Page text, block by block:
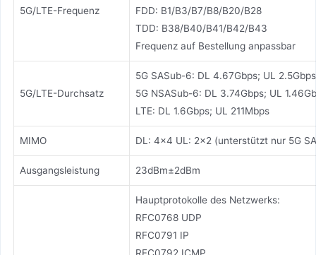
5G/LTE-Frequenz
FDD: B1/B3/B7/B8/B20/B28
TDD: B38/B40/B41/B42/B43
Frequenz auf Bestellung anpassbar
5G/LTE-Durchsatz
5G SASub-6: DL 4.67Gbps; UL 2.5Gbps
5G NSASub-6: DL 3.74Gbps; UL
LTE: DL 1.6Gbps; UL 211Mbps
MIMO DL: 4x4 UL: 2x2 (unterstützt nur 5G
Ausgangsleistung 23dBm±2dBm
Hauptprotokolle des Netzwerks:
RFC0768 UDP
RFC0791 IP